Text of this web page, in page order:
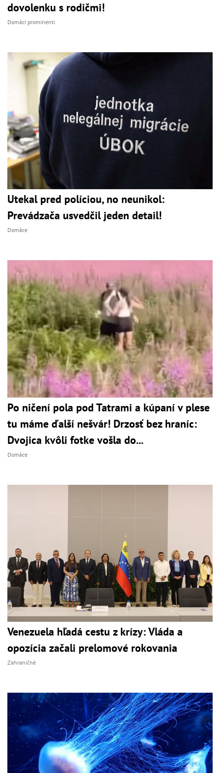
dovolenku s rodičmi!
Domáci prominenti
Utekal pred políciou, no neunikol:
Prevádzača usvedčil jeden detail!
Domáce
Po ničení pola pod Tatrami a kúpaní v plese
tu máme ďalší nešvár! Drzosť bez hraníc:
Dvojica kvôli fotke vošla do...
Domáce
Venezuela hľadá cestu z krízy: Vláda a
opozícia začali prelomové rokovania
Zahraničné